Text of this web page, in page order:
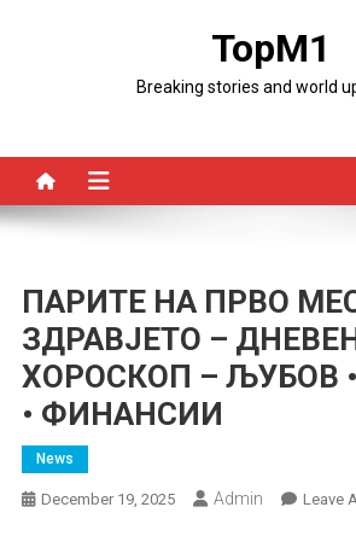
TopM1
Breaking stories and world
ПАРИТЕ НА ПРВО
ЗДРАВЈЕТО –
ХОРОСКОП – ЉУБОВ
• ФИНАНСИИ
News
December 19, 2025 Admin Leave